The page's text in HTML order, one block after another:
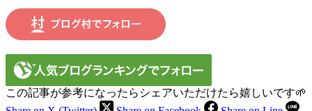
この記事が参考になったらシェアいただけたら嬉しいです🌱